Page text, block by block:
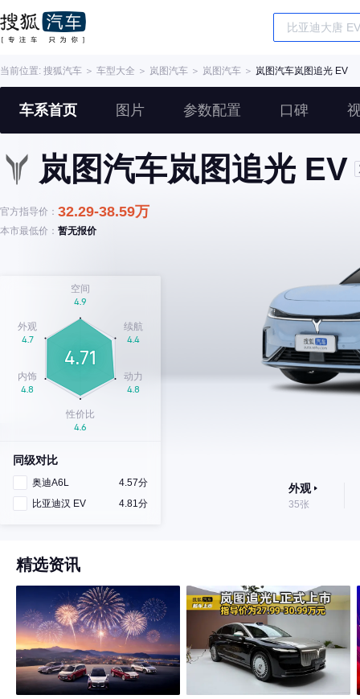
当前位置: 搜狐汽车 ＞ 车型大全 ＞ 岚图汽车 ＞ 岚图汽车 ＞ 岚图汽车岚图追光 EV
车系首页 图片 参数配置 口碑
岚图汽车岚图追光 EV
官方指导价： 32.29-38.59万
本市最低价： 暂无报价
同级对比
奥迪A6L
4.57分
比亚迪汉 EV
4.81分
外观
35张
精选资讯